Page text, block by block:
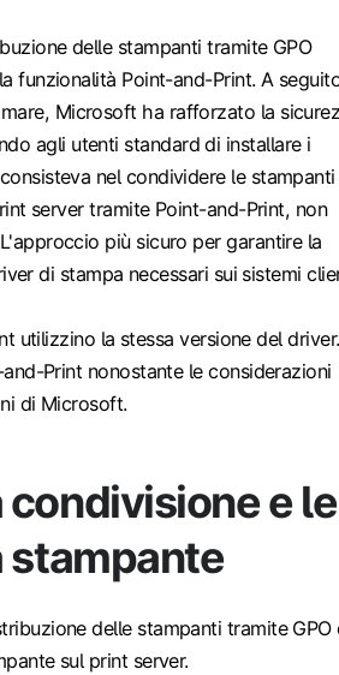
delle stampanti tramite GPO
funzionalità Point-and-Print. A
Microsoft ha rafforzato la
agli utenti standard di installare i
nel condividere le stampanti
server tramite Point-and-Print, non
più sicuro per garantire la
di stampa necessari sui sistemi
utilizzino la stessa versione del driver.
Print nonostante le considerazioni
di Microsoft.
e le
delle stampanti tramite GPO
sul print server.